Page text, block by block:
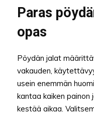
Paras
opas
Pöydän jalat
vakauden,
usein enemmän
kantaa kaiken
kestää aikaa.